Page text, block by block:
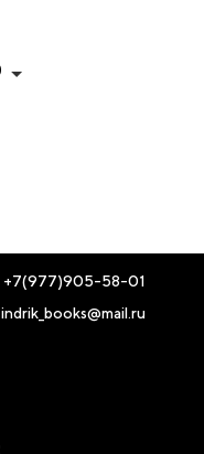
+7(977)905-58-01
indrik_books@mail.ru